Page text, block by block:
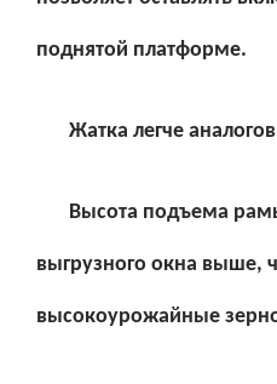
поднятой платформе.
Жатка легче
Высота подъема
выгрузного окна выше,
высокоурожайные